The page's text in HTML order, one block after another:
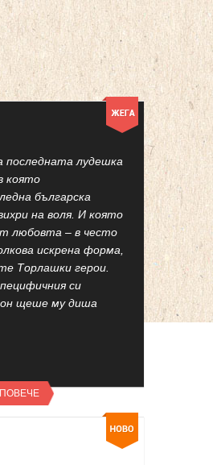
последната лудешка
която
българска
на воля. И която
любовта – в често
искрена форма,
Торлашки герои.
си
щеше му диша